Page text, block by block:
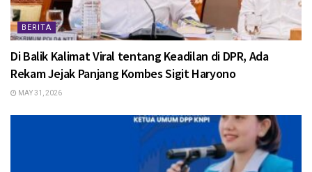
BERITA
Di Balik Kalimat Viral tentang Keadilan di DPR, Ada
Rekam Jejak Panjang Kombes Sigit Haryono
MAY 31, 2026